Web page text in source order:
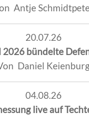
Antje
20.07.26
2026 bündelte
Daniel
04.08.26
live auf